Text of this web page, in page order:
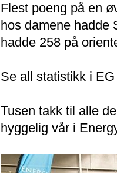
Flest poeng på en
hos damene hadde
hadde 258 på
Se all statistikk i
Tusen takk til alle
hyggelig vår i